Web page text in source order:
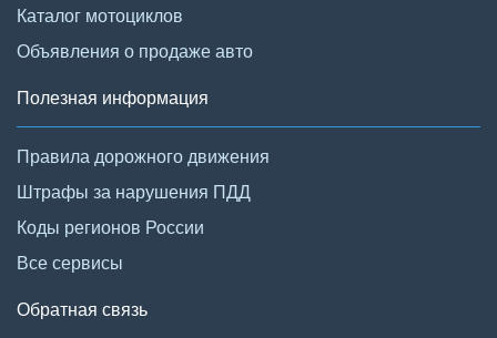
Каталог мотоциклов
Объявления о продаже авто
Полезная информация
Правила дорожного движения
Штрафы за нарушения ПДД
Коды регионов России
Все сервисы
Обратная связь